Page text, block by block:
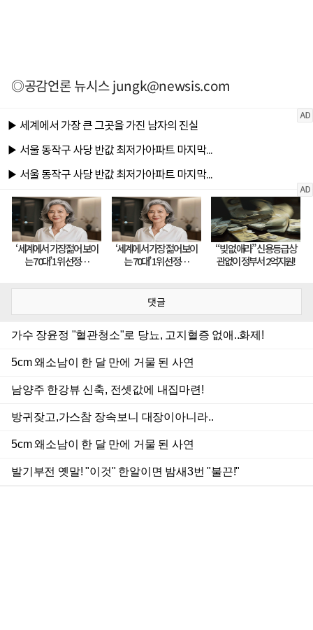
◎공감언론 뉴시스jungk@newsis.com
댓글